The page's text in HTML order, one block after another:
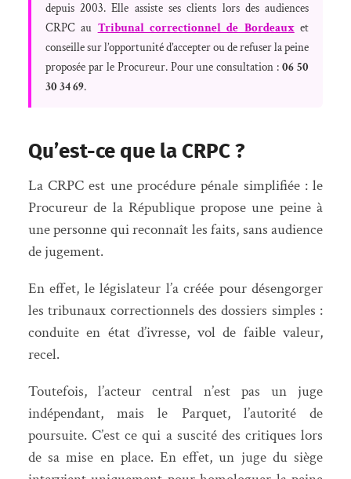
depuis 2003. Elle assiste ses clients lors des audiences
CRPC au Tribunal correctionnel de Bordeauxet
conseille sur l’opportunité d’accepter ou de refuser la peine
proposée par le Procureur. Pour une consultation :06 50
30 34 69.
Qu’est-ce que la CRPC ?
La CRPC est une procédure pénale simplifiée : le
Procureur de la République propose une peine à
une personne qui reconnaît les faits, sans audience
de jugement.
En effet, le législateur l’a créée pour désengorger
les tribunaux correctionnels des dossiers simples :
conduite en état d’ivresse, vol de faible valeur,
recel.
Toutefois, l’acteur central n’est pas un juge
indépendant, mais le Parquet, l’autorité de
poursuite. C’est ce qui a suscité des critiques lors
de sa mise en place. En effet, un juge du siège